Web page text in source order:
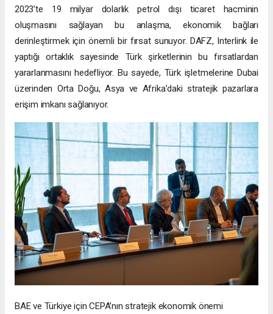
2023’te 19 milyar dolarlık petrol dışı ticaret hacminin
oluşmasını sağlayan bu anlaşma, ekonomik bağları
derinleştirmek için önemli bir fırsat sunuyor. DAFZ, Interlink ile
yaptığı ortaklık sayesinde Türk şirketlerinin bu fırsatlardan
yararlanmasını hedefliyor. Bu sayede, Türk işletmelerine Dubai
üzerinden Orta Doğu, Asya ve Afrika’daki stratejik pazarlara
erişim imkanı sağlanıyor.
BAE ve Türkiye için CEPA’nın stratejik ekonomik önemi